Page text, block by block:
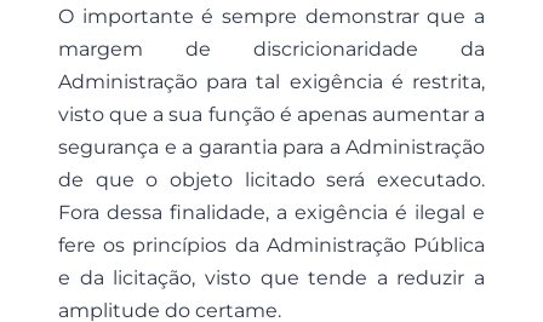
O importante é sempre demonstrar que a
margem de discricionaridade da
Administração para tal exigência é restrita,
visto que a sua função é apenas aumentar a
segurança e a garantia para a Administração
de que o objeto licitado será executado.
Fora dessa finalidade, a exigência é ilegal e
fere os princípios da Administração Pública
e da licitação, visto que tende a reduzir a
amplitude do certame.